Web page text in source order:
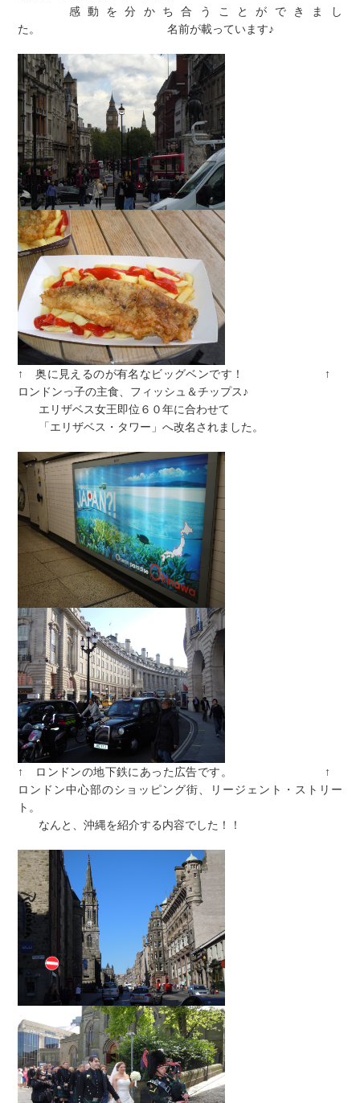
感動を分かち合うことができまし
た。 名前が載っています♪
↑ 奥に見えるのが有名なビッグベンです！ ↑
ロンドンっ子の主食、フィッシュ＆チップス♪
エリザベス女王即位６０年に合わせて
「エリザベス・タワー」へ改名されました。
↑ ロンドンの地下鉄にあった広告です。 ↑
ロンドン中心部のショッピング街、リージェント・ストリー
ト。
なんと、沖縄を紹介する内容でした！！